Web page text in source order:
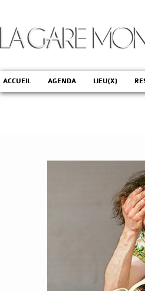
ACCUEIL AGENDA LIEU(X)